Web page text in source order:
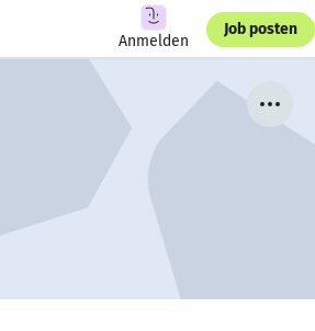
Anmelden
Job posten